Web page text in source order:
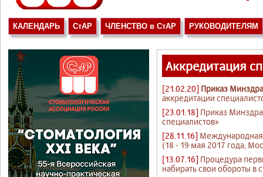
КАЛЕНДАРЬ СтАР ЧЛЕНСТВО в СтАР РУКОВОДИТЕЛЯМ
Аккредитация
[21.02.20] Приказ
аккредитации
[23.01.18] Приказ
специалистов»
[28.11.16] Международная
(18 - 19 мая 2017 года,
[13.07.16] Процедура
набирать свои обороты в